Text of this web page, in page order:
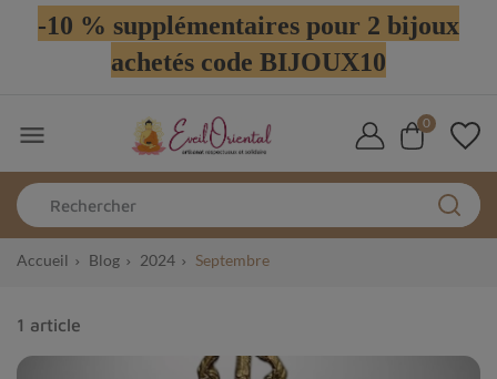
-10 % supplémentaires pour 2 bijoux
achetés code BIJOUX10
 0
Accueil Blog 2024 Septembre
1 article